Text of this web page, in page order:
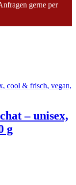
gerne per
– unisex,
g